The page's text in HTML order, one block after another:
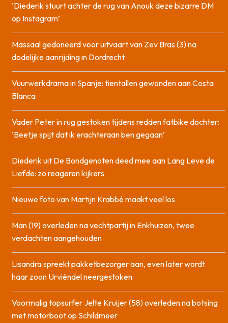
‘Diederik stuurt achter de rug van Anouk deze bizarre DM
op Instagram’
Massaal gedoneerd voor uitvaart van Zev Bras (3) na
dodelijke aanrijding in Dordrecht
Vuurwerkdrama in Spanje: tientallen gewonden aan Costa
Blanca
Vader Peter in rug gestoken tijdens redden fatbike dochter:
‘Beetje spijt dat ik erachteraan ben gegaan’
Diederik uit De Bondgenoten deed mee aan Lang Leve de
Liefde: zo reageren kijkers
Nieuwe foto van Martijn Krabbé maakt veel los
Man (19) overleden na vechtpartij in Enkhuizen, twee
verdachten aangehouden
Lisandra spreekt pakketbezorger aan, even later wordt
haar zoon Urviëndel neergestoken
Voormalig topsurfer Jelte Kruijer (58) overleden na botsing
met motorboot op Schildmeer